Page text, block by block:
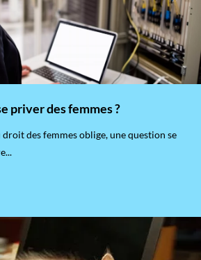
priver des femmes ?
des femmes oblige, une question se